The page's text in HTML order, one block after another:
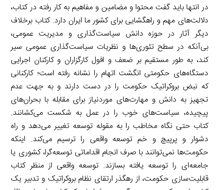
در انتها باید گفت محتوا و مضامین و مفاهیم به کار رفته در کتاب،
دلالت‌های مهم و راهگشایی برای کشور ما ایران دارد. کتاب برخلاف
دیگر آثار در حوزه دانش سیاست‌گذاری و مدیریت عمومی،
بی‌آنکه در سطح تئوری‌ها و نظریات سیاست‌گذاری عمومی سیر
کند، به طور مستقیم بر ضعف و افول کارگزاران و کارکنان اجرایی
دستگاه‌های حکومتی انگشت اتهام را نشانه رفته است؛ کارکنانی
که نبض بروکراتیک حکومت را در دست دارند و به جهت عدم
تجهیز به دانش و مهارت‌های موردنیاز برای مقابله با بحران‌های
پیچیده، سیاست‌های خوب را در عمل به شکست می‌کشانند.
کتاب حتی نگاه مخاطب را به مقوله توسعه تغییر می‌دهد و راه
دشوار و پرپیچ و خم توسعه واقعی را ترسیم می‌کند. اینکه
حکومت‌ها نمی‌توانند با صرف انجام اقداماتی توسعه‌گرا، کشوری یا
جامعه‌ای را توسعه یافته بسازند. توسعه واقعی از منظر کتاب
قابلیت‌سازی حکومت، از رهگذر ارتقای نظام بروکراتیک و تدبیر یک